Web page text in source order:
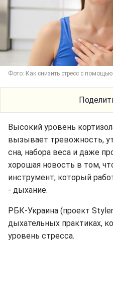
Фото: Как снизить стресс с
Высокий уровень
вызывает тревожность,
сна, набора веса и даже
хорошая новость в том,
инструмент, который
- дыхание.
РБК-Украина (проект
дыхательных практиках,
уровень стресса.